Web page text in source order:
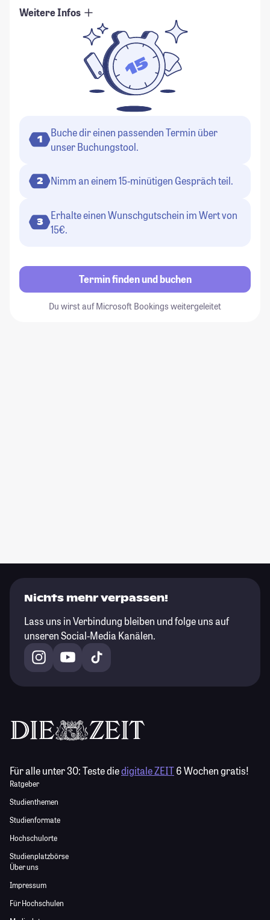
Weitere Infos
1
Buche dir einen passenden Termin über
unser Buchungstool.
2 Nimm an einem 15-minütigen Gespräch teil.
3
Erhalte einen Wunschgutschein im Wert von
15€.
Termin finden und buchen
Du wirst auf Microsoft Bookings weitergeleitet
Nichts mehr verpassen!
Lass uns in Verbindung bleiben und folge uns auf
unseren Social-Media Kanälen.
Für alle unter 30:Teste diedigitale ZEIT6 Wochen gratis!
Ratgeber
Studienthemen
Studienformate
Hochschulorte
Studienplatzbörse
Über uns
Impressum
Für Hochschulen